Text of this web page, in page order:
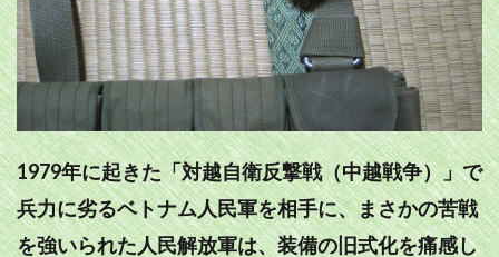
1979年に起きた「対越自衛反撃戦（中越戦争）」で
兵力に劣るベトナム人民軍を相手に、まさかの苦戦
を強いられた人民解放軍は、装備の旧式化を痛感し